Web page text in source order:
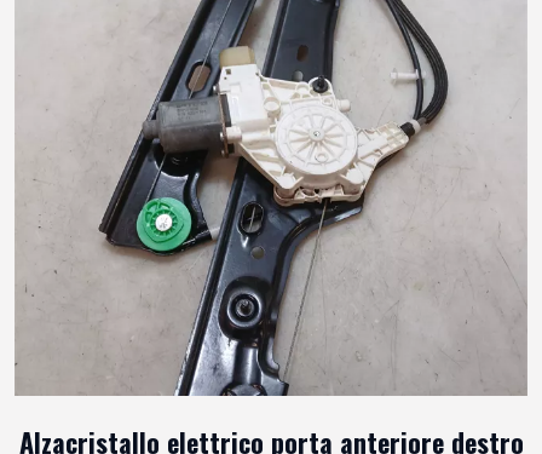
Alzacristallo elettrico porta anteriore destro